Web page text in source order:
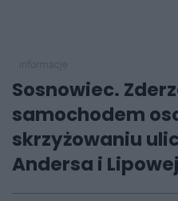
Sosnowiec.
samochodem
skrzyżowaniu
Andersa i Lipowej